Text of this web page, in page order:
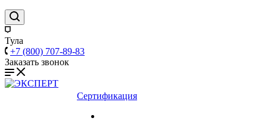
Тула
+7 (800) 707-89-83
Заказать звонок
Сертификация